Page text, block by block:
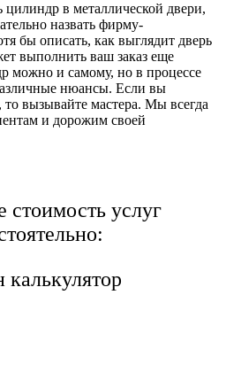
в металлической двери,
назвать фирму-
бы описать, как выглядит дверь
выполнить ваш заказ еще
можно и самому, но в процессе
нюансы. Если вы
вызывайте мастера. Мы всегда
и дорожим своей
стоимость услуг